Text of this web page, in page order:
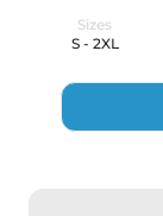
Sizes
S - 2XL